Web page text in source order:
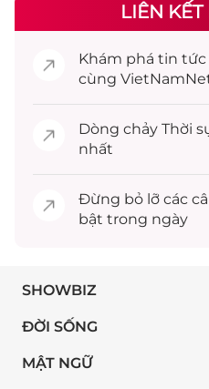
LIÊN
Khám phá tin tức
cùng
Dòng chảy Thời
nhất
Đừng bỏ lỡ các
bật trong ngày
SHOWBIZ
ĐỜI SỐNG
MẬT NGỮ